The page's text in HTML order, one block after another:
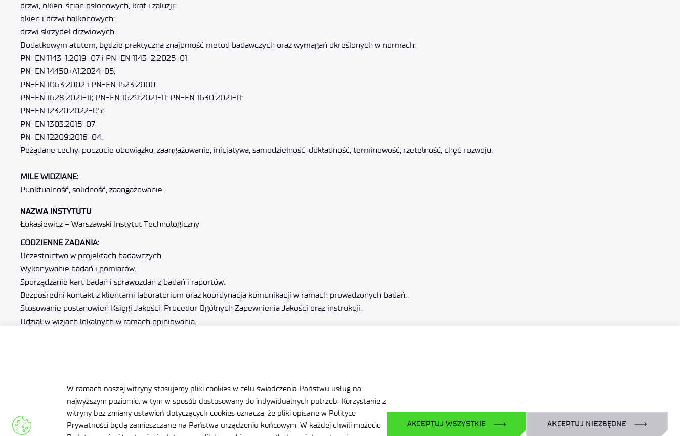
W ramach naszej witryny stosujemy pliki cookies w celu świadczenia Państwu usług na
najwyższym poziomie, w tym w sposób dostosowany do indywidualnych potrzeb. Korzystanie z
witryny bez zmiany ustawień dotyczących cookies oznacza, że pliki opisane w Polityce
Prywatności będą zamieszczane na Państwa urządzeniu końcowym. W każdej chwili możecie
AKCEPTUJ WSZYSTKIE AKCEPTUJ NIEZBĘDNE
drzwi, okien, ścian osłonowych, krat i żaluzji;
okien i drzwi balkonowych;
drzwi skrzydeł drzwiowych.
Dodatkowym atutem, będzie praktyczna znajomość metod badawczych oraz wymagań określonych w normach:
PN-EN 1143-1:2019-07 i PN-EN 1143-2:2025-01;
PN-EN 14450+A1:2024-05;
PN-EN 1063:2002 i PN-EN 1523:2000;
PN-EN 1628:2021-11; PN-EN 1629:2021-11; PN-EN 1630:2021-11;
PN-EN 12320:2022-05;
PN-EN 1303:2015-07;
PN-EN 12209:2016-04.
Pożądane cechy: poczucie obowiązku, zaangażowanie, inicjatywa, samodzielność, dokładność, terminowość, rzetelność, chęć rozwoju.
MILE WIDZIANE:
Punktualność, solidność, zaangażowanie.
NAZWA INSTYTUTU
Łukasiewicz – Warszawski Instytut Technologiczny
CODZIENNE ZADANIA:
Uczestnictwo w projektach badawczych.
Wykonywanie badań i pomiarów.
Sporządzanie kart badań i sprawozdań z badań i raportów.
Bezpośredni kontakt z klientami laboratorium oraz koordynacja komunikacji w ramach prowadzonych badań.
Stosowanie postanowień Księgi Jakości, Procedur Ogólnych Zapewnienia Jakości oraz instrukcji.
Udział w wizjach lokalnych w ramach opiniowania.
Wynagrodzenie adekwatne do doświadczenia i powierzonej odpowiedzialności.
Atrakcyjne szkolenia teoretyczne i praktyczne.
Dofinansowanie do zajęć sportowych, opieka medyczna, świadczenia urlopowe i socjalne, ubezpieczenia grupowe i indywidualne.